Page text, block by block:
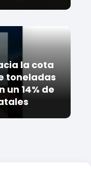
la cota
toneladas
un 14% de